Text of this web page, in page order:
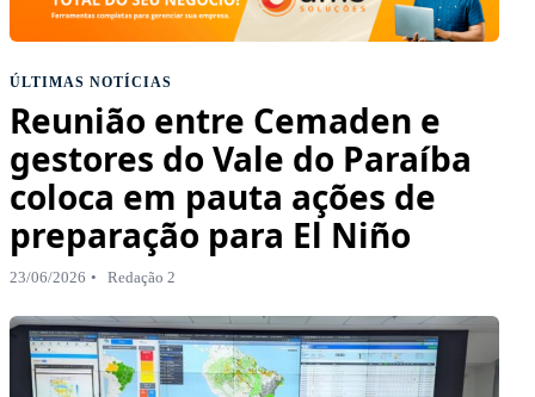
ÚLTIMAS NOTÍCIAS
Reunião entre Cemaden e
gestores do Vale do Paraíba
coloca em pauta ações de
preparação para El Niño
23/06/2026 Redação 2